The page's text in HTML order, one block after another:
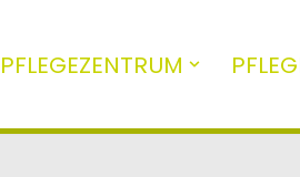
PFLEGEZENTRUM